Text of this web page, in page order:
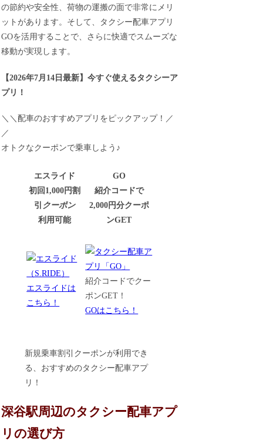
の節約や安全性、荷物の運搬の面で非常にメリ
ットがあります。そして、タクシー配車アプリ
GOを活用することで、さらに快適でスムーズな
移動が実現します。
【2026年7月14日最新 】今すぐ使えるタクシーア
プリ！
＼＼配車のおすすめアプリをピックアップ！／
／
オトクなクーポンで乗車しよう♪
エスライド
初回1,000円割
引 クーポン
利用可能
GO
紹介コードで
2,000円分クーポ
ンGET
エスライドは
こちら！
紹介コードでクー
ポンGET！
GOはこちら！
新規乗車割引クーポンが利用でき
る、おすすめのタクシー配車アプ
リ！
深谷駅周辺のタクシー配車アプ
リの選び方